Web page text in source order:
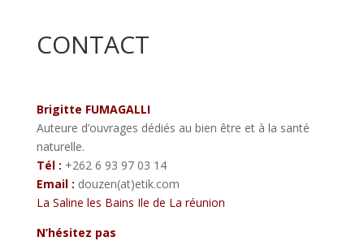
CONTACT
Brigitte FUMAGALLI
Auteure d’ouvrages dédiés au bien être et à la santé
naturelle.
Tél : +262 6 93 97 03 14
Email : douzen(at)etik.com
La Saline les Bains Ile de La réunion
N’hésitez pas